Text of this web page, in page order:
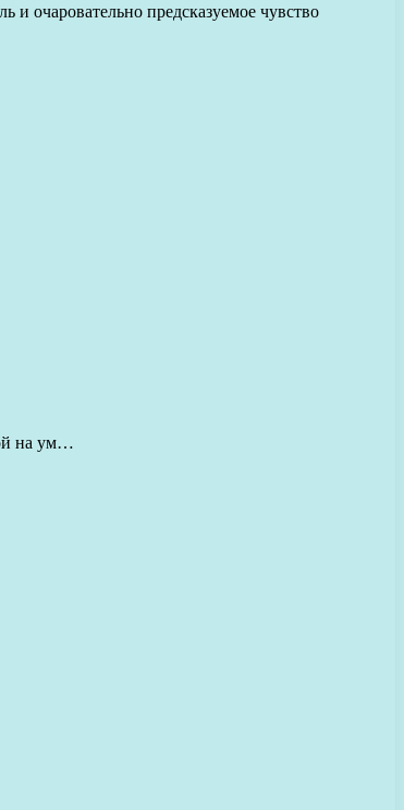
очаровательно предсказуемое чувство
на ум…